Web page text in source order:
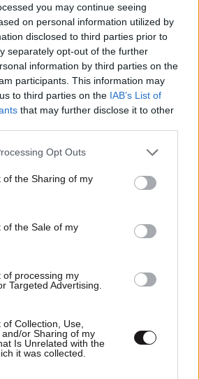
you may continue seeing
on personal information utilized by
disclosed to third parties prior to
separately opt-out of the further
information by third parties on the
participants. This information may
to third parties on the IAB’s List of
that may further disclose it to other
app uses one or more Google
or usage behaviour. You may click to
to Google and its third-party tags to
specified purposes in below Google
Opt Outs
of the Sharing of my
of the Sale of my
of processing my
Targeted Advertising.
Collection, Use,
or Sharing of my
Is Unrelated with the
it was collected.
ΣΧΟΛΙΟ ΣΑΣ
τους κανόνες σχολιασμού
Γραμματέα του [...] να την
ΠΟΙΟ ΛΟΓΟ....ουστ [...]...